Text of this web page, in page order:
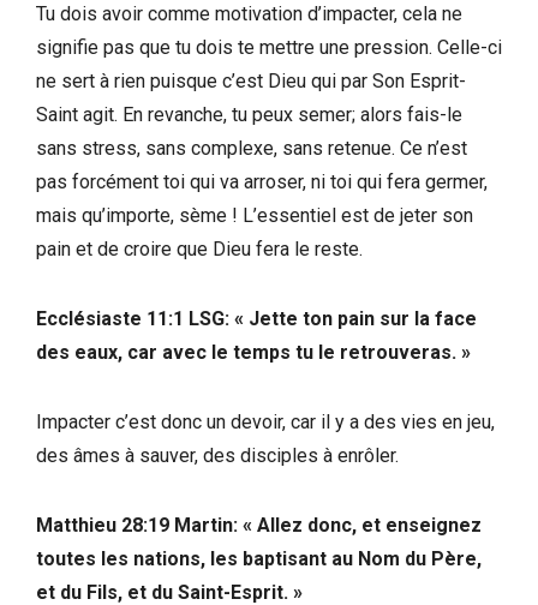
Tu dois avoir comme motivation d’impacter, cela ne
signifie pas que tu dois te mettre une pression. Celle-ci
ne sert à rien puisque c’est Dieu qui par Son Esprit-
Saint agit. En revanche, tu peux semer; alors fais-le
sans stress, sans complexe, sans retenue. Ce n’est
pas forcément toi qui va arroser, ni toi qui fera germer,
mais qu’importe, sème ! L’essentiel est de jeter son
pain et de croire que Dieu fera le reste.
Ecclésiaste 11:1 LSG: « Jette ton pain sur la face
des eaux, car avec le temps tu le retrouveras. »
Impacter c’est donc un devoir, car il y a des vies en jeu,
des âmes à sauver, des disciples à enrôler.
Matthieu 28:19 Martin: « Allez donc, et enseignez
toutes les nations, les baptisant au Nom du Père,
et du Fils, et du Saint-Esprit. »